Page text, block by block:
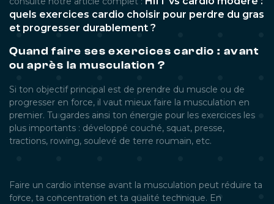
quels exercices cardio choisir pour perdre du gras
et progresser durablement ?
Quand faire ses exercices cardio : avant
ou après la musculation ?
Si ton objectif principal est de prendre du muscle ou de
progresser en force, il vaut mieux faire la musculation en
premier. Tu gardes ainsi ton énergie pour les exercices les
plus importants : développé couché, squat, presse,
tractions, rowing, soulevé de terre roumain, etc.
Faire un cardio intense avant la musculation peut réduire ta
force, ta concentration et ta qualité technique. En